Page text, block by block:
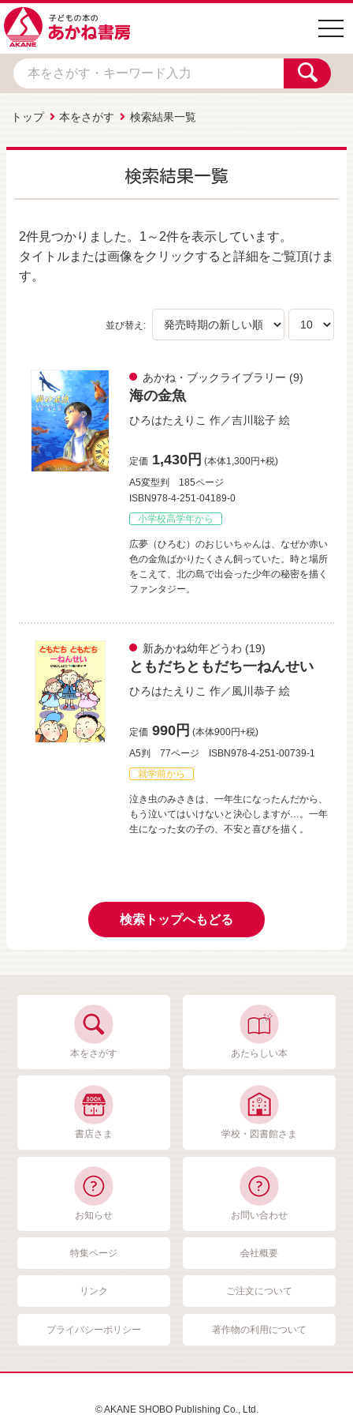
トップ 本をさがす 検索結果一覧
検索結果一覧
2件見つかりました。 1～2件を表示しています。
タイトルまたは画像をクリックすると詳細をご覧頂けま
す。
並び替え:
あかね・ブックライブラリー (9)
海の金魚
ひろはたえりこ 作／吉川聡子 絵
定価 1,430円 (本体1,300円+税)
A5変型判
185ページ
ISBN978-4-251-04189-0
小学校高学年から
広夢（ひろむ）のおじいちゃんは、なぜか赤い
色の金魚ばかりたくさん飼っていた。時と場所
をこえて、北の島で出会った少年の秘密を描く
ファンタジー。
新あかね幼年どうわ (19)
ともだちともだち一ねんせい
ひろはたえりこ 作／ 風川恭子 絵
定価 990円 (本体900円+税)
A5判
77ページ
ISBN978-4-251-00739-1
就学前から
泣き虫のみさきは、一年生になったんだから、
もう泣いてはいけないと決心しますが…。一年
生になった女の子の、不安と喜びを描く。
検索トップへもどる
本をさがす あたらしい本
書店さま 学校・図書館さま
お知らせ お問い合わせ
特集ページ 会社概要
リンク ご注文について
プライバシーポリシー 著作物の利用について
© AKANE SHOBO Publishing Co., Ltd.